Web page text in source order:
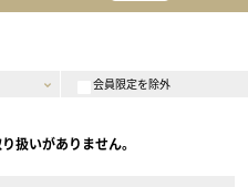
会員限定を除外
扱いがありません。